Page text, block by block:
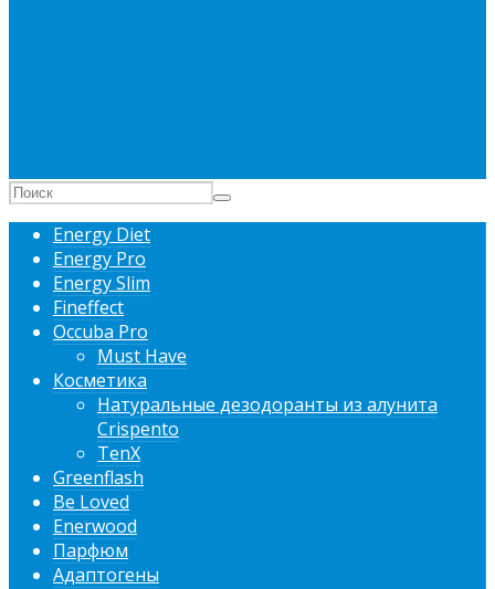
Energy Diet
Energy Pro
Energy Slim
Fineffect
Occuba Pro
Must Have
Косметика
Натуральные дезодоранты из алунита
Crispento
TenX
Greenflash
Be Loved
Enerwood
Парфюм
Адаптогены